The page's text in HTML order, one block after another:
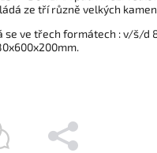
ze tří různě velkých
se ve třech formátech : v/š/d